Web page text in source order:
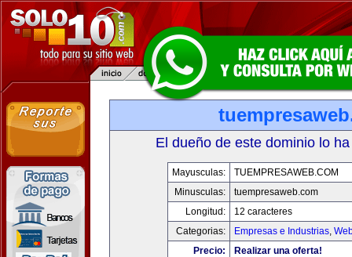
El dueño de este dominio lo
Mayusculas:
TUEMPRESAWEB.COM
Minusculas:
tuempresaweb.com
Longitud:
12 caracteres
Categorias:
Empresas e Industrias,
Precio:
Realizar una oferta!